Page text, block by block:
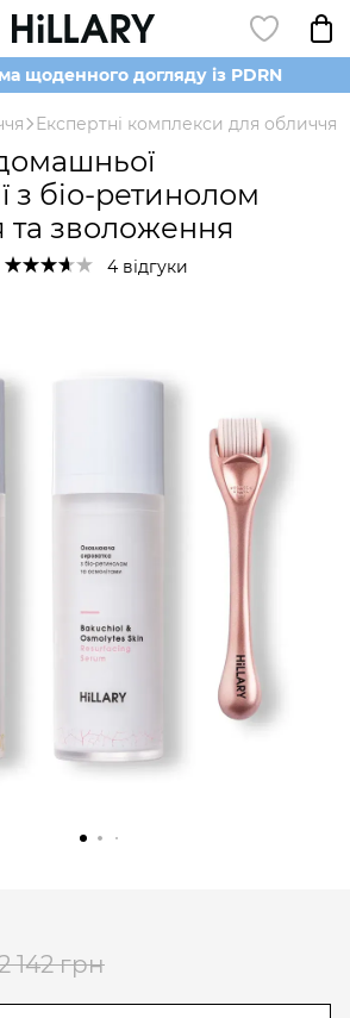
щоденного догляду із PDRN
Експертні комплекси для обличчя
з біо-ретинолом
зволоження
4 відгуки
142 грн